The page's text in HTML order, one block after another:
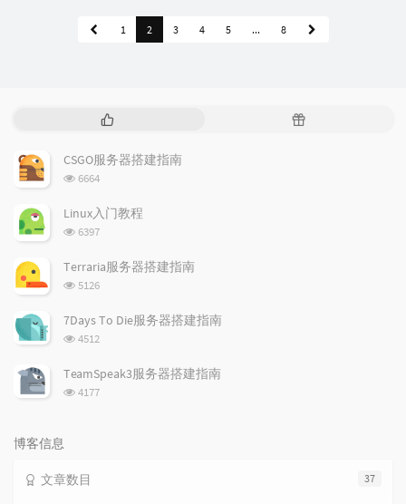
1 2 3 4 5 ... 8
文
章
随
CSGO服务器搭建指南
浏
次
6664
Linux入门教程
浏
次
6397
Terraria服务器搭建指南
浏
次
数:
5126
7Days To Die服务器搭建指南
浏
次
4512
TeamSpeak3服务器搭建指南
浏
4177
博客信息
37
文章数目